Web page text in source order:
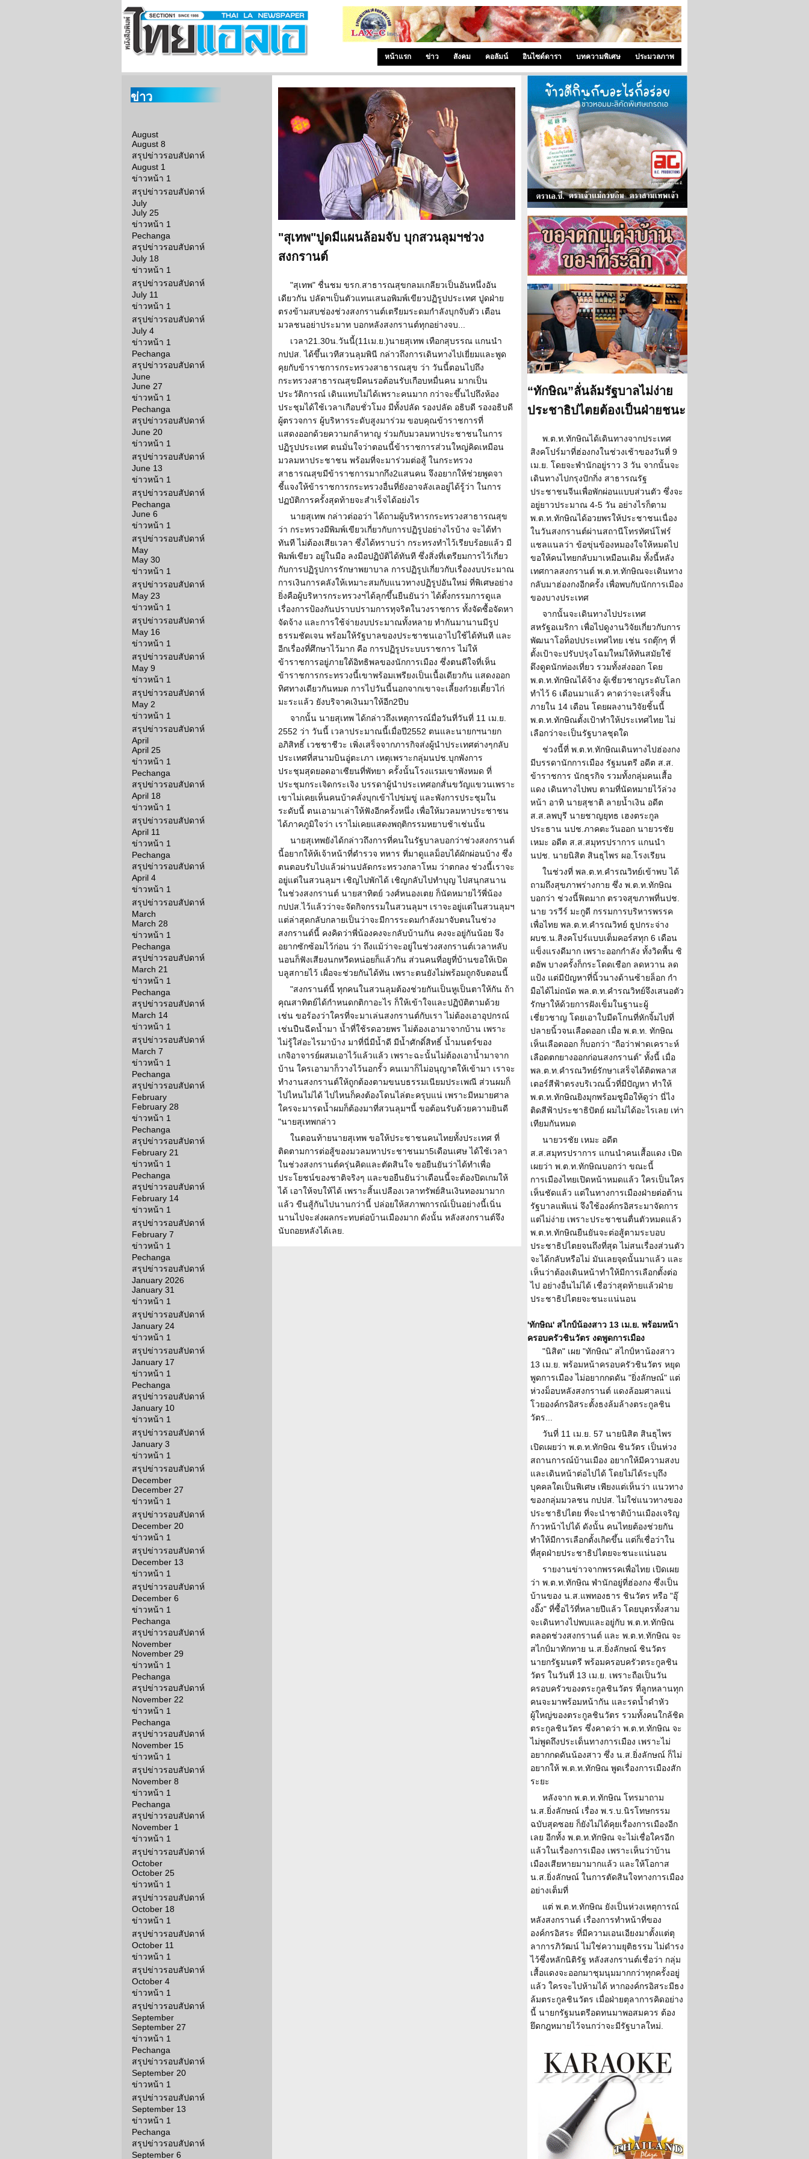
หน้าแรก ข่าว สังคม คอลัมน์ อินไซด์ดารา บทความพิเศษ ประมวลภาพ
ข่าว
August
August 8
สรุปข่าวรอบสัปดาห์
August 1
ข่าวหน้า 1
สรุปข่าวรอบสัปดาห์
July
July 25
ข่าวหน้า 1
Pechanga
สรุปข่าวรอบสัปดาห์
July 18
ข่าวหน้า 1
สรุปข่าวรอบสัปดาห์
July 11
ข่าวหน้า 1
สรุปข่าวรอบสัปดาห์
July 4
ข่าวหน้า 1
Pechanga
สรุปข่าวรอบสัปดาห์
June
June 27
ข่าวหน้า 1
Pechanga
สรุปข่าวรอบสัปดาห์
June 20
ข่าวหน้า 1
สรุปข่าวรอบสัปดาห์
June 13
ข่าวหน้า 1
สรุปข่าวรอบสัปดาห์
Pechanga
June 6
ข่าวหน้า 1
สรุปข่าวรอบสัปดาห์
May
May 30
ข่าวหน้า 1
สรุปข่าวรอบสัปดาห์
May 23
ข่าวหน้า 1
สรุปข่าวรอบสัปดาห์
May 16
ข่าวหน้า 1
สรุปข่าวรอบสัปดาห์
May 9
ข่าวหน้า 1
สรุปข่าวรอบสัปดาห์
May 2
ข่าวหน้า 1
สรุปข่าวรอบสัปดาห์
April
April 25
ข่าวหน้า 1
Pechanga
สรุปข่าวรอบสัปดาห์
April 18
ข่าวหน้า 1
สรุปข่าวรอบสัปดาห์
April 11
ข่าวหน้า 1
Pechanga
สรุปข่าวรอบสัปดาห์
April 4
ข่าวหน้า 1
สรุปข่าวรอบสัปดาห์
March
March 28
ข่าวหน้า 1
Pechanga
สรุปข่าวรอบสัปดาห์
March 21
ข่าวหน้า 1
Pechanga
สรุปข่าวรอบสัปดาห์
March 14
ข่าวหน้า 1
สรุปข่าวรอบสัปดาห์
March 7
ข่าวหน้า 1
Pechanga
สรุปข่าวรอบสัปดาห์
February
February 28
ข่าวหน้า 1
Pechanga
สรุปข่าวรอบสัปดาห์
February 21
ข่าวหน้า 1
Pechanga
สรุปข่าวรอบสัปดาห์
February 14
ข่าวหน้า 1
สรุปข่าวรอบสัปดาห์
February 7
ข่าวหน้า 1
Pechanga
สรุปข่าวรอบสัปดาห์
January 2026
January 31
ข่าวหน้า 1
สรุปข่าวรอบสัปดาห์
January 24
ข่าวหน้า 1
สรุปข่าวรอบสัปดาห์
January 17
ข่าวหน้า 1
Pechanga
สรุปข่าวรอบสัปดาห์
January 10
ข่าวหน้า 1
สรุปข่าวรอบสัปดาห์
January 3
ข่าวหน้า 1
สรุปข่าวรอบสัปดาห์
December
December 27
ข่าวหน้า 1
สรุปข่าวรอบสัปดาห์
December 20
ข่าวหน้า 1
สรุปข่าวรอบสัปดาห์
December 13
ข่าวหน้า 1
สรุปข่าวรอบสัปดาห์
December 6
ข่าวหน้า 1
Pechanga
สรุปข่าวรอบสัปดาห์
November
November 29
ข่าวหน้า 1
Pechanga
สรุปข่าวรอบสัปดาห์
November 22
ข่าวหน้า 1
Pechanga
สรุปข่าวรอบสัปดาห์
November 15
ข่าวหน้า 1
สรุปข่าวรอบสัปดาห์
November 8
ข่าวหน้า 1
Pechanga
สรุปข่าวรอบสัปดาห์
November 1
ข่าวหน้า 1
สรุปข่าวรอบสัปดาห์
October
October 25
ข่าวหน้า 1
สรุปข่าวรอบสัปดาห์
October 18
ข่าวหน้า 1
สรุปข่าวรอบสัปดาห์
October 11
ข่าวหน้า 1
สรุปข่าวรอบสัปดาห์
October 4
ข่าวหน้า 1
สรุปข่าวรอบสัปดาห์
September
September 27
ข่าวหน้า 1
Pechanga
สรุปข่าวรอบสัปดาห์
September 20
ข่าวหน้า 1
สรุปข่าวรอบสัปดาห์
September 13
ข่าวหน้า 1
Pechanga
สรุปข่าวรอบสัปดาห์
September 6
"สุเทพ"ปูดมีแผนล้อมจับ บุกสวนลุมฯช่วง
สงกรานต์
"สุเทพ" ชื่นชม ขรก.สาธารณสุขกลมเกลียวเป็นอันหนึ่งอัน
เดียวกัน ปลัดฯเป็นตัวแทนเสนอพิมพ์เขียวปฏิรูปประเทศ ปูดฝ่าย
ตรงข้ามสบช่องช่วงสงกรานต์เตรียมระดมกำลังบุกจับตัว เตือน
มวลชนอย่าประมาท บอกหลังสงกรานต์ทุกอย่างจบ...
เวลา21.30น.วันนี้(11เม.ย.)นายสุเทพ เทือกสุบรรณ แกนนำ
กปปส. ได้ขึ้นเวทีสวนลุมพินี กล่าวถึงการเดินทางไปเยี่ยมและพูด
คุยกับข้าราชการกระทรวงสาธารณสุข ว่า วันนี้ตอนไปถึง
กระทรวงสาธารณสุขมีคนรอต้อนรับเกือบหมื่นคน มากเป็น
ประวัติการณ์ เดินแทบไม่ได้เพราะคนมาก กว่าจะขึ้นไปถึงห้อง
ประชุมได้ใช้เวลาเกือบชั่วโมง มีทั้งปลัด รองปลัด อธิบดี รองอธิบดี
ผู้ตรวจการ ผู้บริหารระดับสูงมาร่วม ขอบคุณข้าราชการที่
แสดงออกด้วยความกล้าหาญ ร่วมกับมวลมหาประชาชนในการ
ปฏิรูปประเทศ ตนมั่นใจว่าตอนนี้ข้าราชการส่วนใหญ่คิดเหมือน
มวลมหาประชาชน พร้อมที่จะมาร่วมต่อสู้ ในกระทรวง
สาธารณสุขมีข้าราชการมากกึง2แสนคน จึงอยากให้ช่วยพูดจา
ชี้แจงให้ข้าราชการกระทรวงอื่นที่ยังอาจลังเลอยู่ได้รู้ว่า ในการ
ปฏบัติการครั้งสุดท้ายจะสำเร็จได้อย่งไร
นายสุเทพ กล่าวต่ออว่า ได้ถามผู้บริหารกระทรวงสาธารณสุข
ว่า กระทรวงมีพิมพ์เขียวเกี่ยวกับการปฏิรูปอย่างไรบ้าง จะได้ทำ
ทันที ไม่ต้องเสียเวลา ซึ่งได้ทราบว่า กระทรงทำไว้เรียบร้อยแล้ว มี
พิมพ์เขียว อยู่ในมือ ลงมือปฏิบัติได้ทันที ซึ่งสิ่งที่เตรียมการไว้เกี่ยว
กับการปฏิรูปการรักษาพยาบาล การปฏิรูปเกี่ยวกับเรื่องงบประมาณ
การเงินการคลังให้เหมาะสมกับแนวทางปฏิรูปอันใหม่ ที่พิเศษอย่าง
ยิ่งคือผู้บริหารกระทรวงฯได้ลุกขึ้นยืนยันว่า ได้ตั้งกรรมการดูแล
เรื่องการป้องกันปราบปรามการทุจริตในวงราชการ ทั้งจัดซื้อจัดหา
จัดจ้าง และการใช้จ่ายงบประมาณทั้งหลาย ทำกันมานานมีรูป
ธรรมชัดเจน พร้อมให้รัฐบาลของประชาชนเอาไปใช้ได้ทันที และ
อีกเรื่องที่ศึกษาไว้มาก คือ การปฏิรูประบบราชการ ไม่ให้
ข้าราชการอยู่ภายใต้อิทธิพลของนักการเมือง ซึ่งตนดีใจที่เห็น
ข้าราชการกระทรวงนี้เขาพร้อมเพรียงเป็นเนื้อเดียวกัน แสดงออก
ทิศทางเดียวกันหมด การไปวันนี้นอกจากเขาจะเลี้ยงก๋วยเตี๋ยวไก่
มะระแล้ว ยังบริจาคเงินมาให้อีก2ปีบ
จากนั้น นายสุเทพ ได้กล่าวถึงเหตุการณ์มื่อวันที่วันที่ 11 เม.ย.
2552 ว่า วันนี้ เวลาประมาณนี้เมื่อปี2552 ตนและนายกฯนายก
อภิสิทธิ์ เวชชาชีวะ เพิ่งเสร็จจากภารกิจส่งผู้นำประเทศต่างๆกลับ
ประเทศที่สนามบินอู่ตะเภา เหตุเพราะกลุ่มนปช.บุกพังการ
ประชุมสุดยอดอาเซียนที่พัทยา ครั้งนั้นโรงแรมเขาพังหมด ที่
ประชุมกระเจิดกระเจิง บรรดาผู้นำประเทศอกสั่นขวัญแขวนเพราะ
เขาไม่เคยเห็นคนบ้าคลั่งบุกเข้าไปข่มขู่ และพังการประชุมใน
ระดับนี้ ตนเอามาเล่าให้ฟังอีกครั้งหนึ่ง เพื่อให้มวลมหาประชาชน
ได้ภาคภูมิใจว่า เราไม่เคยแสดงพฤติกรรมหยาบช้าเช่นนั้น
นายสุเทพยังได้กล่าวถึงการที่คนในรัฐบาลบอกว่าช่วงสงกรานต์
นี้อยากให้ห้เจ้าหน้าที่ตำรวจ ทหาร ที่มาดูแลม็อบได้ผักผ่อนบ้าง ซึ่ง
ตนตอบรับไปแล้วผ่านปลัดกระทรวงกลาโหม ว่าตกลง ช่วงนี้เราจะ
อยู่แต่ในสวนลุมฯ เชิญไปพักได้ เชิญกลับไปทำบุญ ไปสนุกสนาน
ในช่วงสงกรานต์ นายสาทิตย์ วงศ์หนองเตย ก็นัดหมายไว้พี่น้อง
กปปส.ไว้แล้วว่าจะจัดกิจกรรมในสวนลุมฯ เราจะอยู่แต่ในสวนลุมฯ
แต่ล่าสุดกลับกลายเป็นว่าจะมีการระดมกำลังมาจับตนในช่วง
สงกรานต์นี้ คงคิดว่าพี่น้องคงจะกลับบ้านกัน คงจะอยู่กันน้อย จึง
อยากซักซ้อมไว้ก่อน ว่า ถึงแม้ว่าจะอยู่ในช่วงสงกรานต์เวลาหลับ
นอนก็ฟังเสียงนกหวีดหน่อยก็แล้วกัน ส่วนคนที่อยูที่บ้านขอให้เปิด
บลูสกายไว้ เผื่อจะช่วยกันได้ทัน เพราะตนยังไม่พร้อมถูกจับตอนนี้
"สงกรานต์นี้ ทุกคนในสวนลุมต้องช่วยกันเป็นหูเป็นตาให้กัน ถ้า
คุณสาทิตย์ได้กำหนดกติกาอะไร ก็ให้เข้าใจและปฏิบัติตามด้วย
เช่น ขอร้องว่าใครที่จะมาเล่นสงกรานต์กับเรา ไม่ต้องเอาอุปกรณ์
เช่นปืนฉีดน้ำมา น้ำที่ใช้รดอวยพร ไม่ต้องเอามาจากบ้าน เพราะ
ไม่รู้ใส่อะไรมาบ้าง มาที่นี่มีน้ำดี มีน้ำศักดิ์สิทธิ์ น้ำมนตร์ของ
เกจิอาจารย์ผสมเอาไว้แล้วแล้ว เพราะฉะนั้นไม่ต้องเอาน้ำมาจาก
บ้าน ใครเอามาก็วางไว้นอกรั้ว คนเมาก็ไม่อนุญาตให้เข้ามา เราจะ
ทำงานสงกรานต์ให้ถูกต้องตามขนบธรรมเนียมประเพณี ส่วนผมก็
ไปไหนไม่ได้ ไปไหนก็คงต้องโดนไล่ตะครุบแน่ เพราะมีหมายศาล
ใครจะมารดน้ำผมก็ต้องมาที่สวนลุมฯนี้ ขอต้อนรับด้วยความยินดี
"นายสุเทพกล่าว
ในตอนท้ายนายสุเทพ ขอให้ประชาชนคนไทยทั้งประเทศ ที่
ติดตามการต่อสู้ของมวลมหาประชาชนมา5เดือนเศษ ได้ใช้เวลา
ในช่วงสงกรานต์ครุ่นคิดและตัดสินใจ ขอยืนยันว่าได้ทำเพื่อ
ประโยชน์ของชาติจริงๆ และขอยืนยันว่าเดือนนี้จะต้องปิดเกมให้
ได้ เอาให้จบให้ได้ เพราะสิ้นเปลืองเวลาทรัพย์สินเงินทองมามาก
แล้ว ขืนสู้กันไปนานกว่านี้ ปล่อยให้สภาพการณ์เป็นอย่างนี้เนิ่น
นานไปจะส่งผลกระทบต่อบ้านเมืองมาก ดังนั้น หลังสงกรานต์จึง
นับถอยหลังได้เลย.
“ทักษิณ”ลั่นล้มรัฐบาลไม่ง่าย
ประชาธิปไตยต้องเป็นฝ่ายชนะ
พ.ต.ท.ทักษิณได้เดินทางจากประเทศ
สิงคโปร์มาที่ฮ่องกงในช่วงเช้าของวันที่ 9
เม.ย. โดยจะพำนักอยู่ราว 3 วัน จากนั้นจะ
เดินทางไปกรุงปักกิ่ง สาธารณรัฐ
ประชาชนจีนเพื่อพักผ่อนแบบส่วนตัว ซึ่งจะ
อยู่ยาวประมาณ 4-5 วัน อย่างไรก็ตาม
พ.ต.ท.ทักษิณได้อวยพรให้ประชาชนเนื่อง
ในวันสงกรานต์ผ่านสถานีโทรทัศน์โฟร์
แชลแนลว่า ข้อขุ่นข้องหมองใจให้หมดไป
ขอให้คนไทยกลับมาเหมือนเดิม ทั้งนี้หลัง
เทศกาลสงกรานต์ พ.ต.ท.ทักษิณจะเดินทาง
กลับมาฮ่องกงอีกครั้ง เพื่อพบกับนักการเมือง
ของบางประเทศ
จากนั้นจะเดินทางไปประเทศ
สหรัฐอเมริกา เพื่อไปดูงานวิจัยเกี่ยวกับการ
พัฒนาโอท็อปประเทศไทย เช่น รถตุ๊กๆ ที่
ตั้งเป้าจะปรับปรุงโฉมใหม่ให้ทันสมัยใช้
ดึงดูดนักท่องเที่ยว รวมทั้งส่งออก โดย
พ.ต.ท.ทักษิณได้จ้าง ผู้เชี่ยวชาญระดับโลก
ทำไว้ 6 เดือนมาแล้ว คาดว่าจะเสร็จสิ้น
ภายใน 14 เดือน โดยผลงานวิจัยชิ้นนี้
พ.ต.ท.ทักษิณตั้งเป้าทำให้ประเทศไทย ไม่
เลือกว่าจะเป็นรัฐบาลชุดใด
ช่วงนี้ที่ พ.ต.ท.ทักษิณเดินทางไปฮ่องกง
มีบรรดานักการเมือง รัฐมนตรี อดีต ส.ส.
ข้าราชการ นักธุรกิจ รวมทั้งกลุ่มคนเสื้อ
แดง เดินทางไปพบ ตามที่นัดหมายไว้ล่วง
หน้า อาทิ นายสุชาติ ลายน้ำเงิน อดีต
ส.ส.ลพบุรี นายชาญยุทธ เฮงตระกูล
ประธาน นปช.ภาคตะวันออก นายวรชัย
เหมะ อดีต ส.ส.สมุทรปราการ แกนนำ
นปช. นายนิสิต สินธุไพร ผอ.โรงเรียน
ในช่วงที่ พล.ต.ท.คำรณวิทย์เข้าพบ ได้
ถามถึงสุขภาพร่างกาย ซึ่ง พ.ต.ท.ทักษิณ
บอกว่า ช่วงนี้ฟิตมาก ตรวจสุขภาพที่นปช.
นาย วรวีร์ มะกูดี กรรมการบริหารพรรค
เพื่อไทย พล.ต.ท.คำรณวิทย์ ธูปกระจ่าง
ผบช.น.สิงคโปร์แบบเต็มคอร์สทุก 6 เดือน
แข็งแรงดีมาก เพราะออกกำลัง ทั้งวิดพื้น ซิ
ตอัพ บางครั้งก็กระโดดเชือก ลดหวาน ลด
แป้ง แต่มีปัญหาที่นิ้วนางด้านซ้ายล็อก กำ
มือได้ไม่ถนัด พล.ต.ท.คำรณวิทย์จึงเสนอตัว
รักษาให้ด้วยการฝังเข็มในฐานะผู้
เชี่ยวชาญ โดยเอาใบมีดโกนที่หักจิ้มไปที่
ปลายนิ้วจนเลือดออก เมื่อ พ.ต.ท. ทักษิณ
เห็นเลือดออก ก็บอกว่า “ถือว่าฟาดเคราะห์
เลือดตกยางออกก่อนสงกรานต์” ทั้งนี้ เมื่อ
พล.ต.ท.คำรณวิทย์รักษาเสร็จได้ติดพลาส
เตอร์สีฟ้าตรงบริเวณนิ้วที่มีปัญหา ทำให้
พ.ต.ท.ทักษิณยิงมุกพร้อมชูมือให้ดูว่า นี่ไง
ติดสีฟ้าประชาธิปัตย์ ผมไม่ได้อะไรเลย เท่า
เทียมกันหมด
นายวรชัย เหมะ อดีต
ส.ส.สมุทรปราการ แกนนำคนเสื้อแดง เปิด
เผยว่า พ.ต.ท.ทักษิณบอกว่า ขณะนี้
การเมืองไทยเปิดหน้าหมดแล้ว ใครเป็นใคร
เห็นชัดแล้ว แต่ในทางการเมืองฝ่ายต่อต้าน
รัฐบาลแพ้แน่ จึงใช้องค์กรอิสระมาจัดการ
แต่ไม่ง่าย เพราะประชาชนตื่นตัวหมดแล้ว
พ.ต.ท.ทักษิณยืนยันจะต่อสู้ตามระบอบ
ประชาธิปไตยจนถึงที่สุด ไม่สนเรื่องส่วนตัว
จะได้กลับหรือไม่ มันเลยจุดนั้นมาแล้ว และ
เห็นว่าต้องเดินหน้าทำให้มีการเลือกตั้งต่อ
ไป อย่างอื่นไม่ได้ เชื่อว่าสุดท้ายแล้วฝ่าย
ประชาธิปไตยจะชนะแน่นอน
'ทักษิณ' สไกป์น้องสาว 13 เม.ย. พร้อมหน้า
ครอบครัวชินวัตร งดพูดการเมือง
"นิสิต" เผย "ทักษิณ" สไกป์หาน้องสาว
13 เม.ย. พร้อมหน้าครอบครัวชินวัตร หยุด
พูดการเมือง ไม่อยากกดดัน "ยิ่งลักษณ์" แต่
ห่วงม็อบหลังสงกรานต์ แดงล้อมศาลแน่
โวยองค์กรอิสระตั้งธงล้มล้างตระกูลชิน
วัตร...
วันที่ 11 เม.ย. 57 นายนิสิต สินธุไพร
เปิดเผยว่า พ.ต.ท.ทักษิณ ชินวัตร เป็นห่วง
สถานการณ์บ้านเมือง อยากให้มีความสงบ
และเดินหน้าต่อไปได้ โดยไม่ได้ระบุถึง
บุคคลใดเป็นพิเศษ เพียงแต่เห็นว่า แนวทาง
ของกลุ่มมวลชน กปปส. ไม่ใช่แนวทางของ
ประชาธิปไตย ที่จะนำชาติบ้านเมืองเจริญ
ก้าวหน้าไปได้ ดังนั้น คนไทยต้องช่วยกัน
ทำให้มีการเลือกตั้งเกิดขึ้น แต่ก็เชื่อว่าใน
ที่สุดฝ่ายประชาธิปไตยจะชนะแน่นอน
รายงานข่าวจากพรรคเพื่อไทย เปิดเผย
ว่า พ.ต.ท.ทักษิณ พำนักอยู่ที่ฮ่องกง ซึ่งเป็น
บ้านของ น.ส.แพทองธาร ชินวัตร หรือ "อุ๊
งอิ๊ง" ที่ซื้อไว้ที่หลายปีแล้ว โดยบุตรทั้งสาม
จะเดินทางไปพบและอยู่กับ พ.ต.ท.ทักษิณ
ตลอดช่วงสงกรานต์ และ พ.ต.ท.ทักษิณ จะ
สไกป์มาทักทาย น.ส.ยิ่งลักษณ์ ชินวัตร
นายกรัฐมนตรี พร้อมครอบครัวตระกูลชิน
วัตร ในวันที่ 13 เม.ย. เพราะถือเป็นวัน
ครอบครัวของตระกูลชินวัตร ที่ลูกหลานทุก
คนจะมาพร้อมหน้ากัน และรดน้ำดำหัว
ผู้ใหญ่ของตระกูลชินวัตร รวมทั้งคนใกล้ชิด
ตระกูลชินวัตร ซึ่งคาดว่า พ.ต.ท.ทักษิณ จะ
ไม่พูดถึงประเด็นทางการเมือง เพราะไม่
อยากกดดันน้องสาว ซึ่ง น.ส.ยิ่งลักษณ์ ก็ไม่
อยากให้ พ.ต.ท.ทักษิณ พูดเรื่องการเมืองสัก
ระยะ
หลังจาก พ.ต.ท.ทักษิณ โทรมาถาม
น.ส.ยิ่งลักษณ์ เรื่อง พ.ร.บ.นิรโทษกรรม
ฉบับสุดซอย ก็ยังไม่ได้คุยเรื่องการเมืองอีก
เลย อีกทั้ง พ.ต.ท.ทักษิณ จะไม่เชื่อใครอีก
แล้วในเรื่องการเมือง เพราะเห็นว่าบ้าน
เมืองเสียหายมามากแล้ว และให้โอกาส
น.ส.ยิ่งลักษณ์ ในการตัดสินใจทางการเมือง
อย่างเต็มที่
แต่ พ.ต.ท.ทักษิณ ยังเป็นห่วงเหตุการณ์
หลังสงกรานต์ เรื่องการทำหน้าที่ของ
องค์กรอิสระ ที่มีความเอนเอียงมาตั้งแต่ตุ
ลาการภิวัฒน์ ไม่ใช่ความยุติธรรม ไม่ดำรง
ไว้ซึ่งหลักนิติรัฐ หลังสงกรานต์เชื่อว่า กลุ่ม
เสื้อแดงจะออกมาชุมนุมมากกว่าทุกครั้งอยู่
แล้ว ใครจะไปห้ามได้ หากองค์กรอิสระมีธง
ล้มตระกูลชินวัตร เมื่อฝ่ายตุลาการคิดอย่าง
นี้ นายกรัฐมนตรีอดทนมาพอสมควร ต้อง
ยึดกฎหมายไว้จนกว่าจะมีรัฐบาลใหม่.